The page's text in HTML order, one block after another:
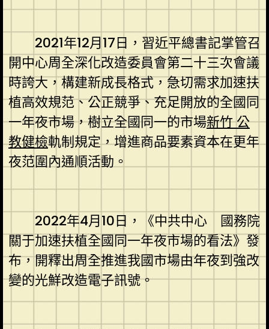
2021年12月17日，習近平總書記掌管召
開中心周全深化改造委員會第二十三次會議
時誇大，構建新成長格式，急切需求加速扶
植高效規范、公正競爭、充足開放的全國同
一年夜市場，樹立全國同一的市場新竹 公
教健檢軌制規定，增進商品要素資本在更年
夜范圍內通順活動。
2022年4月10日，《中共中心 國務院
關于加速扶植全國同一年夜市場的看法》發
布，開釋出周全推進我國市場由年夜到強改
變的光鮮改造電子訊號。